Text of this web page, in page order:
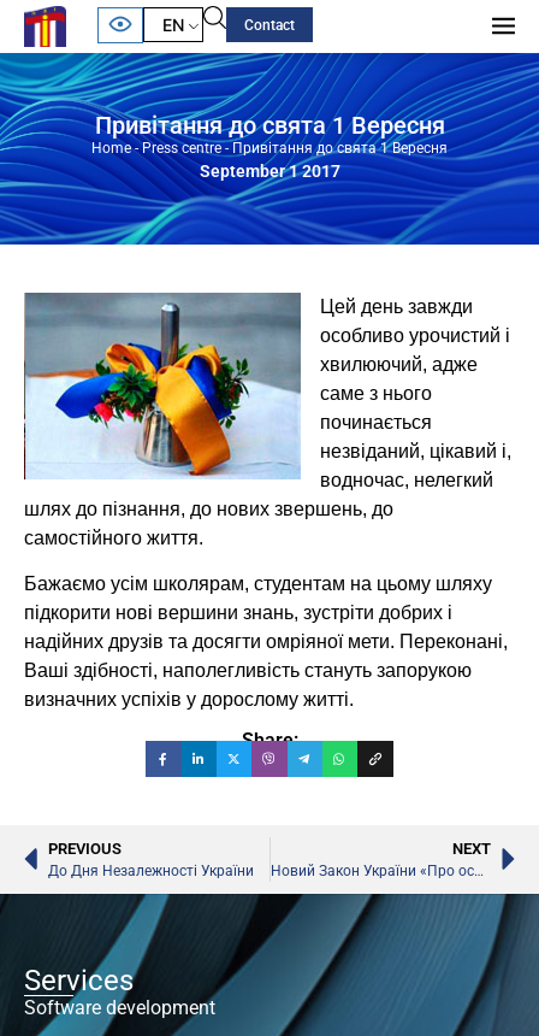
EN Contact
Привітання до свята 1 Вересня
Home-Press centre-Привітання до свята 1 Вересня
September 1 2017
Цей день завжди
особливо урочистий і
хвилюючий, адже
саме з нього
починається
незвіданий, цікавий і,
водночас, нелегкий
шлях до пізнання, до нових звершень, до
самостійного життя.
Бажаємо усім школярам, студентам на цьому шляху
підкорити нові вершини знань, зустріти добрих і
надійних друзів та досягти омріяної мети. Переконані,
Ваші здібності, наполегливість стануть запорукою
визначних успіхів у дорослому житті.
Share:
PREVIOUS
До Дня Незалежності України
NEXT
Новий Закон України «Про освіту» ухвалено
Services
Software development